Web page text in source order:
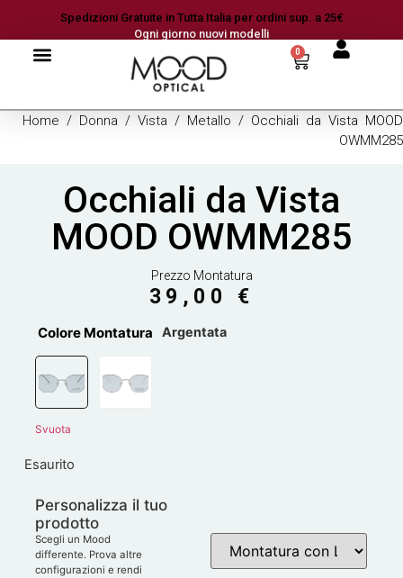
Spedizioni Gratuite in Tutta Italia per ordini sup. a 25€
Ogni giorno nuovi modelli
0
Home / Donna / Vista / Metallo / Occhiali da Vista MOOD
OWMM285
Occhiali da Vista
MOOD OWMM285
Prezzo Montatura
39,00 €
Colore Montatura Argentata
Svuota
Esaurito
Personalizza il tuo
prodotto
Scegli un Mood
differente. Prova altre
configurazioni e rendi